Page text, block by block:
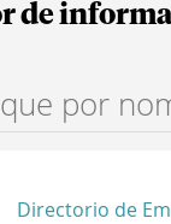
de
Directorio de